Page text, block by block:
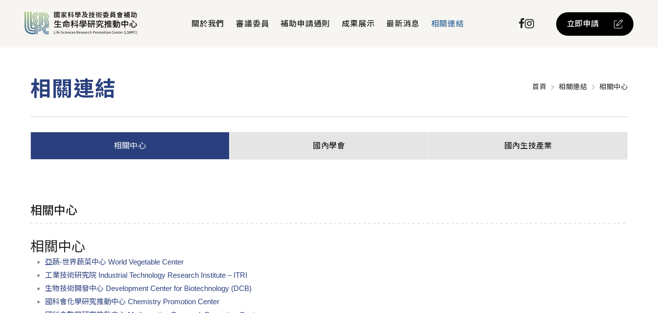
關於我們 審議委員 補助申請通則 成果展示 最新消息 相關連結 立即申請
相關連結 首頁 相關連結 相關中心
相關中心 國內學會 國內生技產業
相關中心
相關中心
亞蔬-世界蔬菜中心 World Vegetable Center
工業技術研究院 Industrial Technology Research Institute – ITRI
生物技術開發中心 Development Center for Biotechnology (DCB)
國科會化學研究推動中心 Chemistry Promotion Center